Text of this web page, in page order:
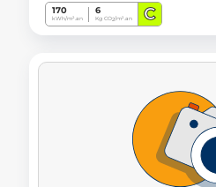
170
kWh/m².an
6
Kg CO2/m².an C